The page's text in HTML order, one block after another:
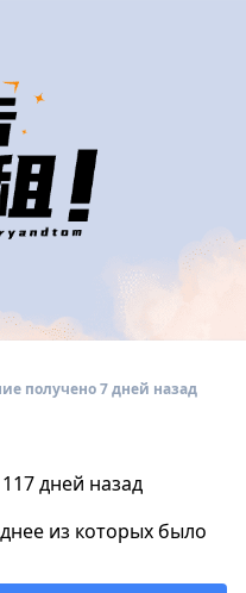
получено 7 дней назад
дней назад
из которых было